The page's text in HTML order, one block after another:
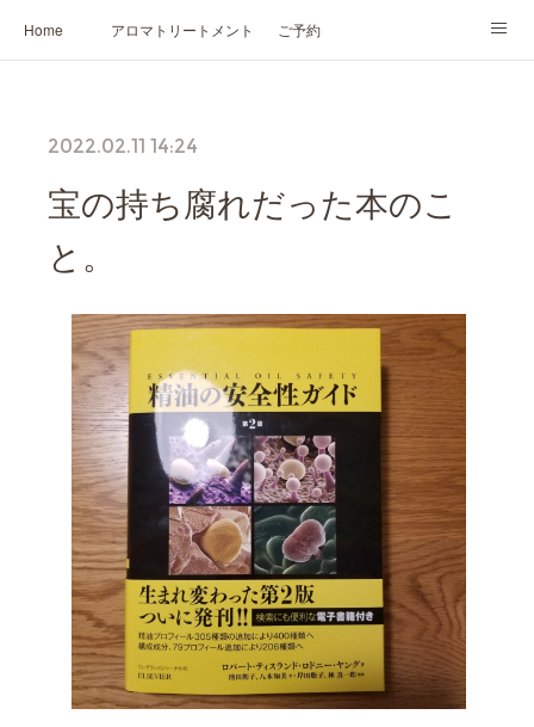
Home アロマトリートメント ご予約
プロフィール
2022.02.11 14:24
宝の持ち腐れだった本のこ
と。